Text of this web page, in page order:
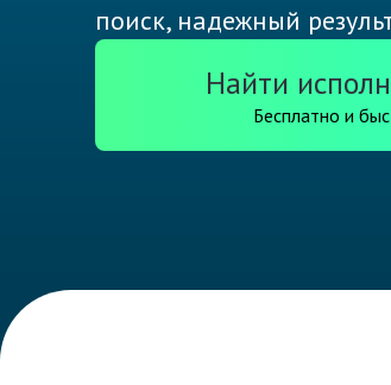
поиск, надежный
Найти
Бесплатно и